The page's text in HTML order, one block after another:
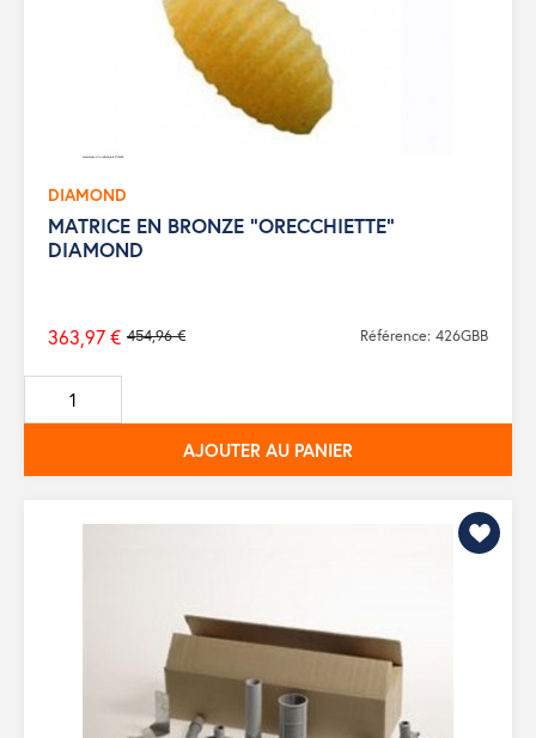
DIAMOND
MATRICE EN BRONZE "ORECCHIETTE"
DIAMOND
Prix
de
base
454,96 €
363,97 € Référence: 426GBB
AJOUTER AU PANIER